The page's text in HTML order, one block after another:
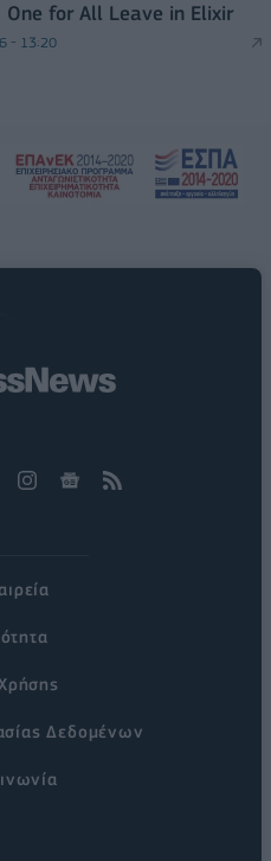
One for All Leave in Elixir
- 13:20
Δεδομένων